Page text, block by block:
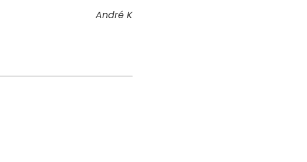
André K